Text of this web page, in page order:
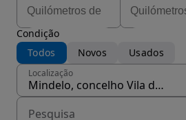
Condição
Todos
Novos Usados
Localização
Mindelo, concelho Vila do Conde